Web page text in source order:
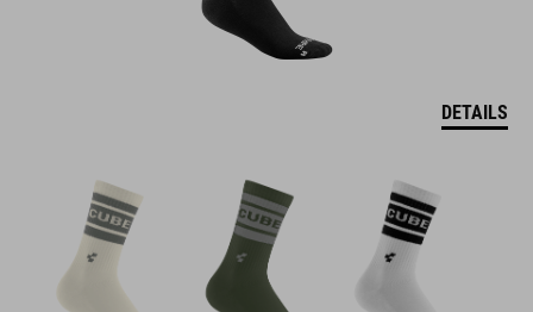
DETAILS